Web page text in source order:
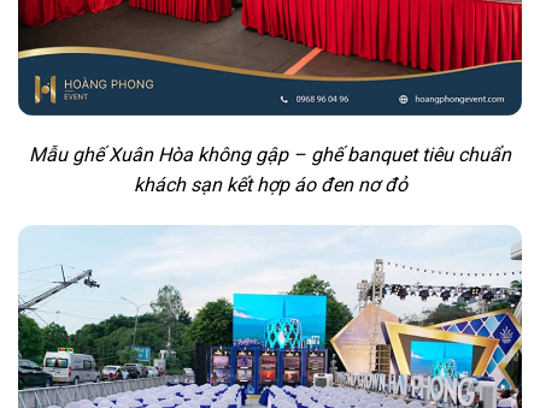
Mẫu ghế Xuân Hòa không gập – ghế banquet tiêu chuẩn
khách sạn kết hợp áo đen nơ đỏ